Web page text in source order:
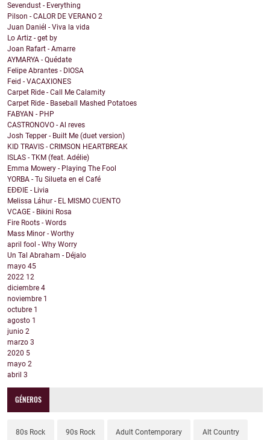
Sevendust - Everything
Pilson - CALOR DE VERANO 2
Juan Daniél - Viva la vida
Lo Artiz - get by
Joan Rafart - Amarre
AYMARYA - Quédate
Felipe Abrantes - DIOSA
Feid - VACAXIONES
Carpet Ride - Call Me Calamity
Carpet Ride - Baseball Mashed Potatoes
FABYAN - PHP
CASTRONOVO - Al reves
Josh Tepper - Built Me (duet version)
KID TRAVIS - CRIMSON HEARTBREAK
ISLAS - TKM (feat. Adélie)
Emma Mowery - Playing The Fool
YORBA - Tu Silueta en el Café
EĐĐIE - Livia
Melissa Láhur - EL MISMO CUENTO
VCAGE - Bikini Rosa
Fire Roots - Words
Mass Minor - Worthy
april fool - Why Worry
Un Tal Abraham - Déjalo
mayo 45
2022 12
diciembre 4
noviembre 1
octubre 1
agosto 1
junio 2
marzo 3
2020 5
mayo 2
abril 3
GÉNEROS
80s Rock 90s Rock Adult Contemporary Alt Country